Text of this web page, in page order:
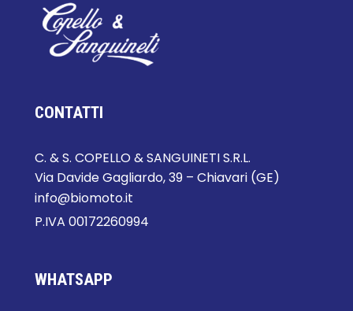
CONTATTI
C. & S. COPELLO & SANGUINETI S.R.L.
Via Davide Gagliardo, 39 – Chiavari (GE)
info@biomoto.it
P.IVA 00172260994
WHATSAPP